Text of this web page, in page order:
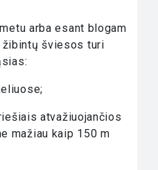
arba esant blogam
šviesos turi
atvažiuojančios
mažiau kaip 150 m